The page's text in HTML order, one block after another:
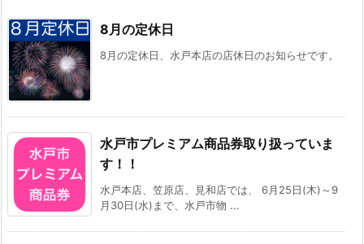
8月の定休日
8月の定休日、水戸本店の店休日のお知らせです。
水戸市プレミアム商品券取り扱っていま
す！！
水戸本店、笠原店、見和店では、 6月25日(木)～9
月30日(水)まで、水戸市物 ...